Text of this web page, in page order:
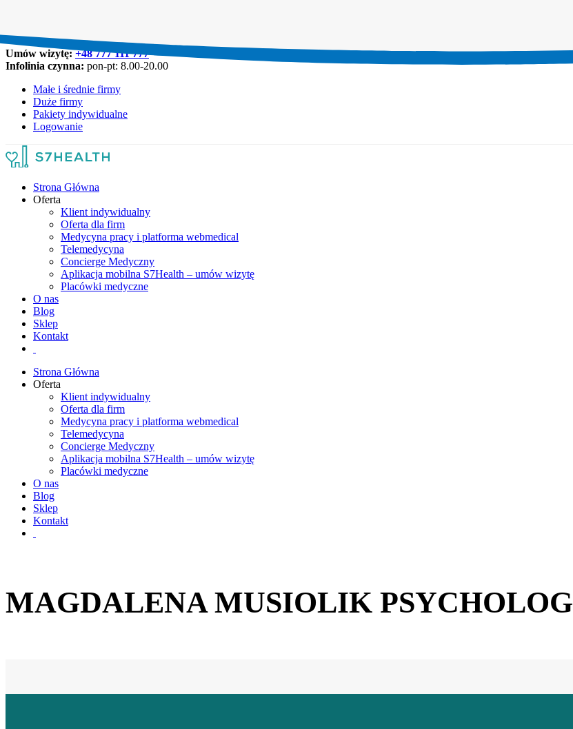
Umów wizytę:+48 777 111 777
Infolinia czynna: pon-pt: 8.00-20.00
Małe i średnie firmy
Duże firmy
Pakiety indywidualne
Logowanie
Strona Główna
Oferta
Klient indywidualny
Oferta dla firm
Medycyna pracy i platforma webmedical
Telemedycyna
Concierge Medyczny
Aplikacja mobilna S7Health – umów wizytę
Placówki medyczne
O nas
Blog
Sklep
Kontakt
Strona Główna
Oferta
Klient indywidualny
Oferta dla firm
Medycyna pracy i platforma webmedical
Telemedycyna
Concierge Medyczny
Aplikacja mobilna S7Health – umów wizytę
Placówki medyczne
O nas
Blog
Sklep
Kontakt
MAGDALENA MUSIOLIK PSYCHOLOG